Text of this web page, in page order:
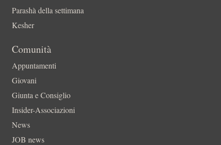
Parashà della settimana
Kesher
Comunità
Appuntamenti
Giovani
Giunta e Consiglio
Insider-Associazioni
News
JOB news